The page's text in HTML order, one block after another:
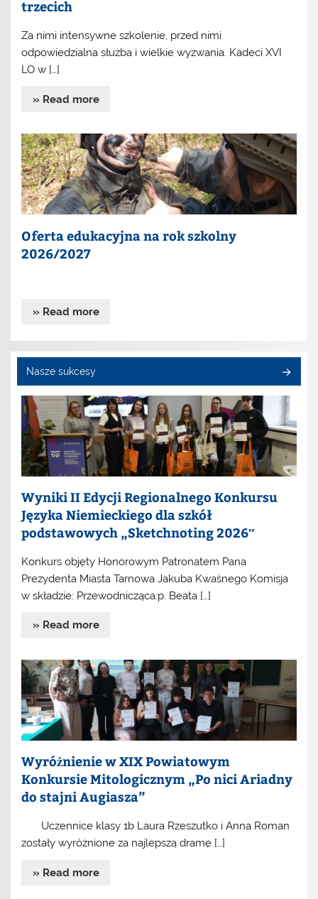
trzecich
Za nimi intensywne szkolenie, przed nimi
odpowiedzialna służba i wielkie wyzwania. Kadeci XVI
LO w […]
» Read more
Oferta edukacyjna na rok szkolny
2026/2027
» Read more
Nasze sukcesy
Wyniki II Edycji Regionalnego Konkursu
Języka Niemieckiego dla szkół
podstawowych „Sketchnoting 2026″
Konkurs objęty Honorowym Patronatem Pana
Prezydenta Miasta Tarnowa Jakuba Kwaśnego Komisja
w składzie: Przewodnicząca:p. Beata […]
» Read more
Wyróżnienie w XIX Powiatowym
Konkursie Mitologicznym „Po nici Ariadny
do stajni Augiasza”
Uczennice klasy 1b Laura Rzeszutko i Anna Roman
zostały wyróżnione za najlepszą dramę […]
» Read more